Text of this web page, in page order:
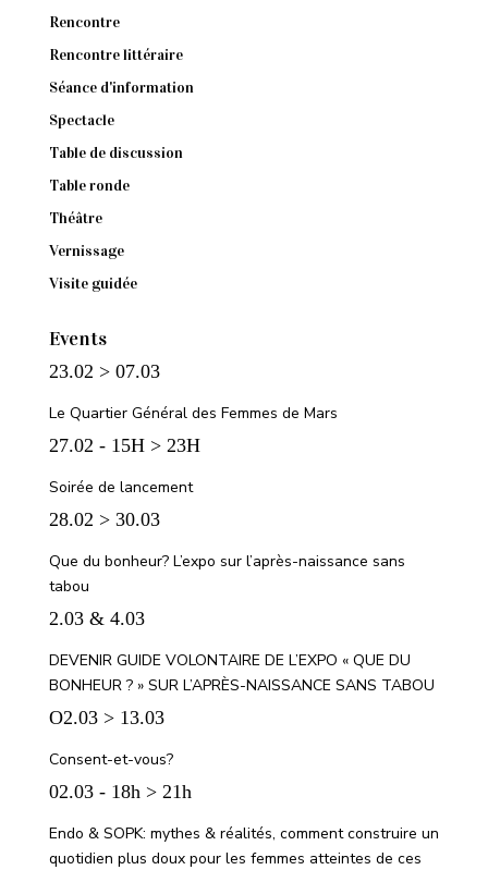
Rencontre
Rencontre littéraire
Séance d'information
Spectacle
Table de discussion
Table ronde
Théâtre
Vernissage
Visite guidée
Events
23.02 > 07.03
Le Quartier Général des Femmes de Mars
27.02 - 15H > 23H
Soirée de lancement
28.02 > 30.03
Que du bonheur? L’expo sur l’après-naissance sans
tabou
2.03 & 4.03
DEVENIR GUIDE VOLONTAIRE DE L’EXPO « QUE DU
BONHEUR ? » SUR L’APRÈS-NAISSANCE SANS TABOU
O2.03 > 13.03
Consent-et-vous?
02.03 - 18h > 21h
Endo & SOPK: mythes & réalités, comment construire un
quotidien plus doux pour les femmes atteintes de ces